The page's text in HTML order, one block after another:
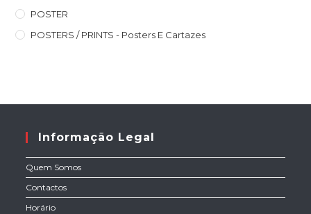
POSTER
POSTERS / PRINTS - Posters E Cartazes
Informação Legal
Quem Somos
Contactos
Horário